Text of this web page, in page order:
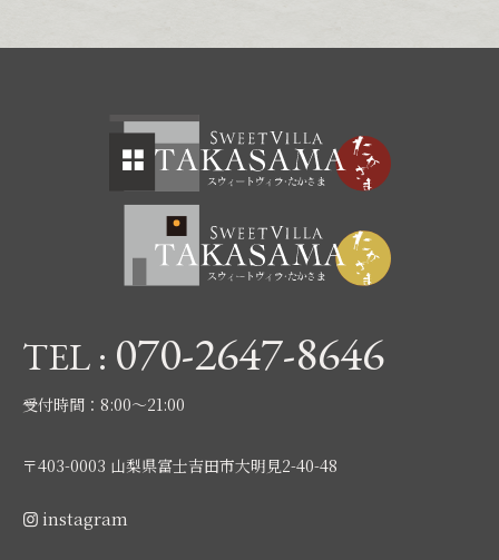
TEL : 070-2647-8646
受付時間：8:00〜21:00
〒403-0003 山梨県富士吉田市大明見2-40-48
instagram